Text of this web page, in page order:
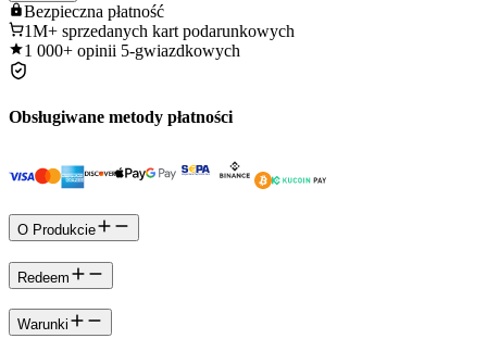
Bezpieczna płatność
1M+ sprzedanych kart podarunkowych
1 000+ opinii 5-gwiazdkowych
Obsługiwane metody płatności
O Produkcie
Redeem
Warunki